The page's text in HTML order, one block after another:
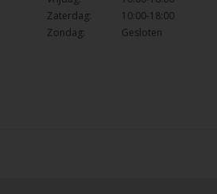
Zaterdag:
10:00-18:00
Zondag:
Gesloten